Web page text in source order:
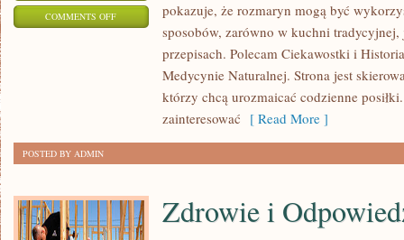
COMMENTS OFFON
PRZYPRAW
pokazuje, że rozmaryn mogą być
sposobów, zarówno w kuchni
przepisach. Polecam Ciekawostki i
Medycynie Naturalnej. Strona jest
którzy chcą urozmaicać codzienne
zainteresować [ Read More ]
POSTED BY ADMIN
Zdrowie i